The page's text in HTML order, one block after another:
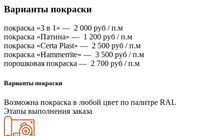
Варианты покраски
покраска «3 в 1» — 2 000 руб / п.м
покраска «Патина» — 1 200 руб / п.м
покраска «Certa Plast» — 2 500 руб / п.м
покраска «Hammerrite» — 3 500 руб / п.м
порошковая покраска — 2 700 руб / п.м
Варианты покраски
Возможна покраска в любой цвет по палитре RAL
Этапы выполнения заказа